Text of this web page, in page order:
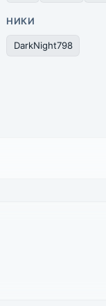
НИКИ
DarkNight798